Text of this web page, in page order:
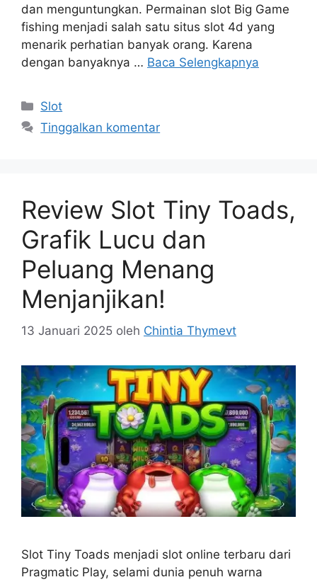
dan menguntungkan. Permainan slot Big Game
fishing menjadi salah satu situs slot 4d yang
menarik perhatian banyak orang. Karena
dengan banyaknya … Baca Selengkapnya
Kategori
Slot
Tinggalkan komentar
Review Slot Tiny Toads,
Grafik Lucu dan
Peluang Menang
Menjanjikan!
13 Januari 2025 oleh Chintia Thymevt
Slot Tiny Toads menjadi slot online terbaru dari
Pragmatic Play, selami dunia penuh warna